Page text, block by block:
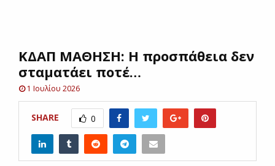
UΚΔΑΠ ΜΑΘΗΣΗ: Η προσπάθεια δεν
σταματάει ποτέ…
1 Ιουλίου 2026
SHARE 0